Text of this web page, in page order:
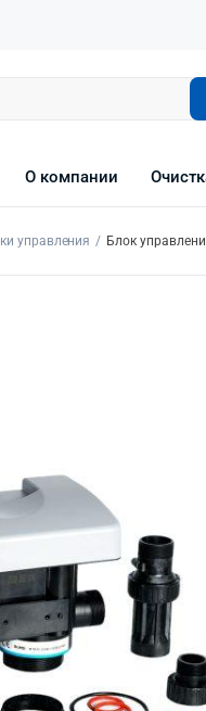
О компании
управления Блок